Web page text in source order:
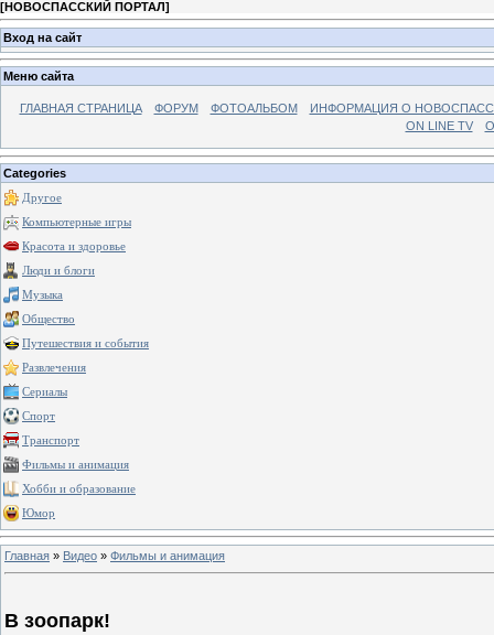
[НОВОСПАССКИЙ ПОРТАЛ]
Вход на сайт
Меню сайта
ГЛАВНАЯ СТРАНИЦА ФОРУМ ФОТОАЛЬБОМ
ИНФОРМАЦИЯ О
ON LINE TV
Categories
Другое
Компьютерные игры
Красота и здоровье
Люди и блоги
Музыка
Общество
Путешествия и события
Развлечения
Сериалы
Спорт
Транспорт
Фильмы и анимация
Хобби и образование
Юмор
Главная » Видео » Фильмы и анимация
В зоопарк!